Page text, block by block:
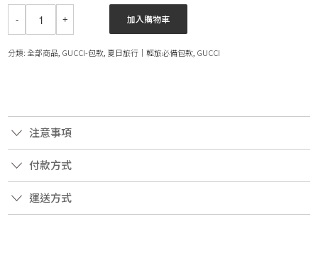
加入購物車
分類:全部商品 GUCCI-包款 夏日旅行│輕旅必備包款 GUCCI
注意事項
付款方式
運送方式